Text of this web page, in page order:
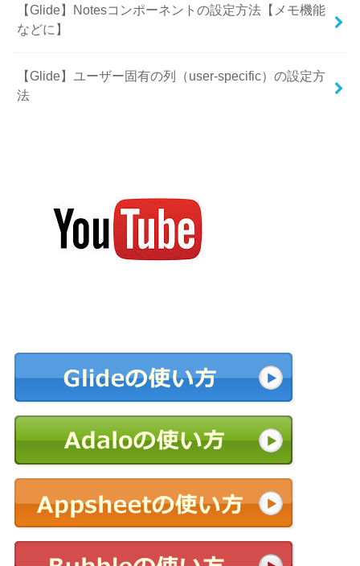
【Glide】Notesコンポーネントの設定方法【メモ機能
などに】
【Glide】ユーザー固有の列（user-specific）の設定方
法